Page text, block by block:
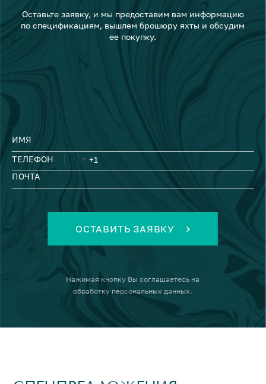
Оставьте заявку, и мы предоставим вам информацию
по спецификациям, вышлем брошюру яхты и обсудим
ее покупку.
ИМЯ
ТЕЛЕФОН
ПОЧТА
ОСТАВИТЬ ЗАЯВКУ
Нажимая кнопку Вы соглашаетесь на
обработку персональных данных.